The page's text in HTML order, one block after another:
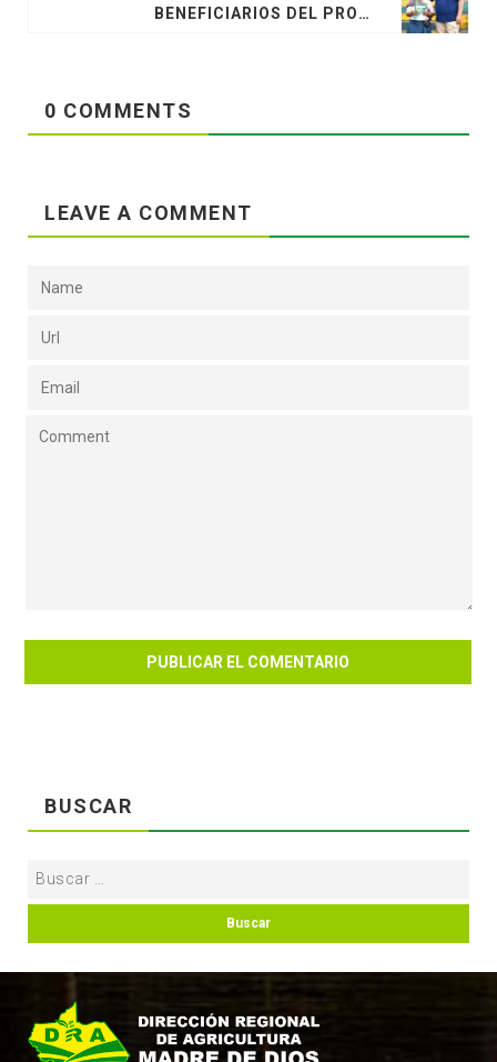
BENEFICIARIOS DEL PROCEDIMIENTO DE SANEAMIENTO FISICO LEGAL PROVINCIA MANU Y TAHUAMANU
0 COMMENTS
LEAVE A COMMENT
BUSCAR